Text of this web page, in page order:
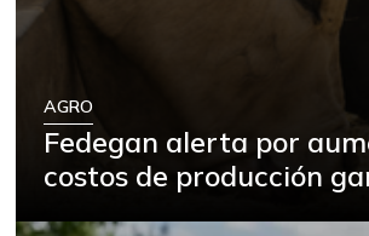
AGRO
Fedegan alerta por
costos de producción